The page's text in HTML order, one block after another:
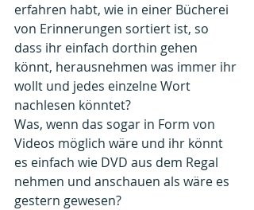
erfahren habt, wie in einer Bücherei
von Erinnerungen sortiert ist, so
dass ihr einfach dorthin gehen
könnt, herausnehmen was immer ihr
wollt und jedes einzelne Wort
nachlesen könntet?
Was, wenn das sogar in Form von
Videos möglich wäre und ihr könnt
es einfach wie DVD aus dem Regal
nehmen und anschauen als wäre es
gestern gewesen?